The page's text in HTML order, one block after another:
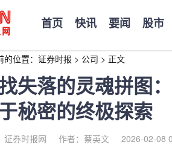
首页 快讯 要闻 股市
位置： 证券时报 > 公司 > 正文
失落的灵魂拼图
秘密的终极探索
证券时报网 作者：蔡英文 2026-02-08